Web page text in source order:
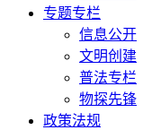
专题专栏
信息公开
文明创建
普法专栏
物探先锋
政策法规